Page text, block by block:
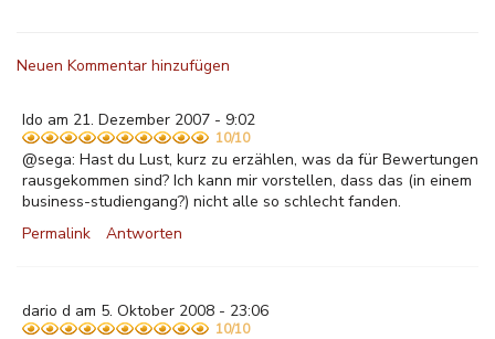
Neuen Kommentar hinzufügen
Ido am 21. Dezember 2007 - 9:02
10/10
@sega: Hast du Lust, kurz zu erzählen, was da für Bewertungen
rausgekommen sind? Ich kann mir vorstellen, dass das (in einem
business-studiengang?) nicht alle so schlecht fanden.
Permalink
Antworten
dario d am 5. Oktober 2008 - 23:06
10/10